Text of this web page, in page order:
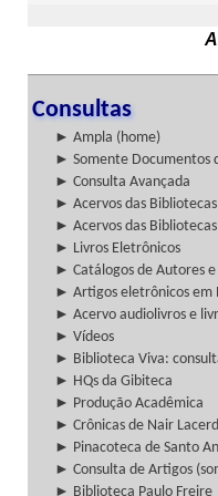
Consultas
► Ampla (home)
► Somente Documentos
► Consulta Avançada
► Acervos das Bibliotecas
► Acervos das
► Livros Eletrônicos
► Catálogos de Autores e
► Artigos eletrônicos em
► Acervo audiolivros e
► Vídeos
► Biblioteca Viva:
► HQs da Gibiteca
► Produção Acadêmica
► Crônicas de Nair
► Pinacoteca de Santo
► Consulta de Artigos
► Biblioteca Paulo Freire